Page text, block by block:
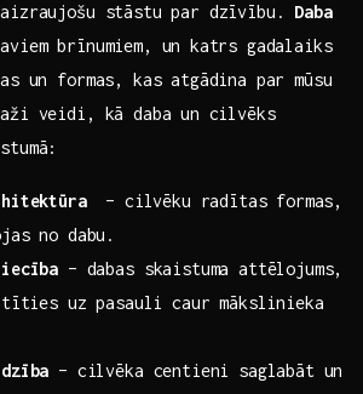
stāstu par dzīvību. Daba
brīnumiem, un⁤ katrs gadalaiks
un formas, kas atgādina par mūsu
veidi, kā daba ⁣un cilvēks
⁣ – cilvēku ‌radītas formas,
no dabu.
– dabas ‍skaistuma attēlojums,⁣
uz pasauli caur mākslinieka
– cilvēka centieni saglabāt un‌